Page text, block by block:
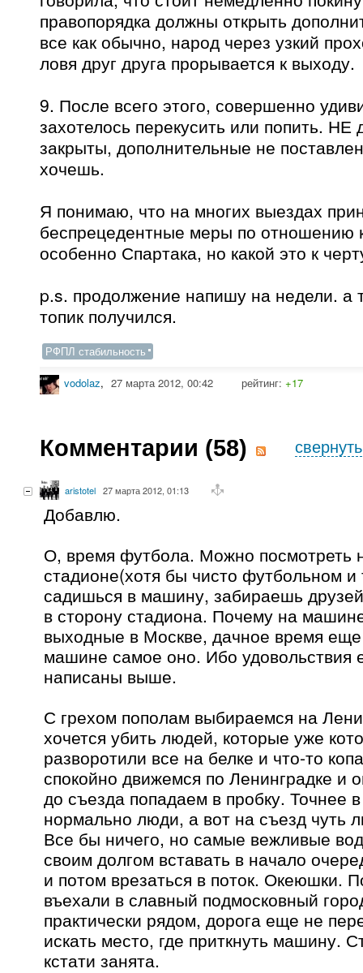
правопорядка должны открыть
все как обычно, народ через узкий
ловя друг друга прорывается к выходу.
9. После всего этого, совершенно
захотелось перекусить или попить. НЕ
закрыты, дополнительные не
хочешь.
Я понимаю, что на многих выездах
беспрецедентные меры по отношению
особенно Спартака, но какой это к
p.s. продолжение напишу на недели. а
топик получился.
РФПЛ стабильность
vodolaz, 27 марта 2012, 00:42 рейтинг: +17
Комментарии (58) свернуть
aristotel 27 марта 2012, 01:13
Добавлю.
О, время футбола. Можно посмотреть
стадионе(хотя бы чисто футбольном
садишься в машину, забираешь
в сторону стадиона. Почему на
выходные в Москве, дачное время
машине самое оно. Ибо удовольствия
написаны выше.
С грехом пополам выбираемся на
хочется убить людей, которые уже
разворотили все на белке и что-то
спокойно движемся по Ленинградке и
до съезда попадаем в пробку. Точнее
нормально люди, а вот на съезд чуть
Все бы ничего, но самые вежливые
своим долгом вставать в начало
и потом врезаться в поток. Океюшки.
въехали в славный подмосковный
практически рядом, дорога еще не
искать место, где приткнуть машину.
кстати занята.